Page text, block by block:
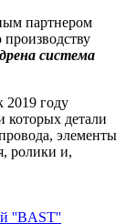
партнером
система
2019 году
которых детали
элементы
ролики и,